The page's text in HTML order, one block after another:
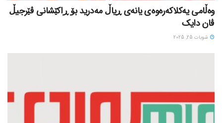
وەڵامی یەکلاکەرەوەی یانەی ڕیاڵ مەدرید بۆ ڕاکێشانی ڤێرجیڵ
ڤان دایک
شوبات 25, 2025